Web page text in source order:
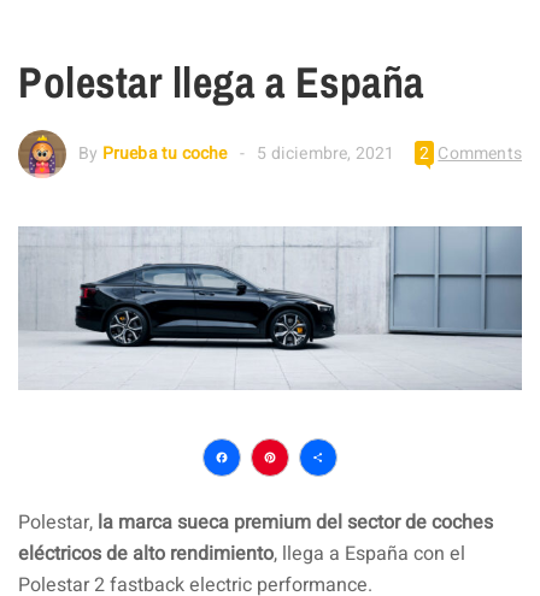
Polestar llega a España
By Prueba tu coche 5 diciembre, 2021 2 Comments
Facebook
Pinterest
Compartir
Polestar, la marca sueca premium del sector de coches
eléctricos de alto rendimiento, llega a España con el
Polestar 2 fastback electric performance.